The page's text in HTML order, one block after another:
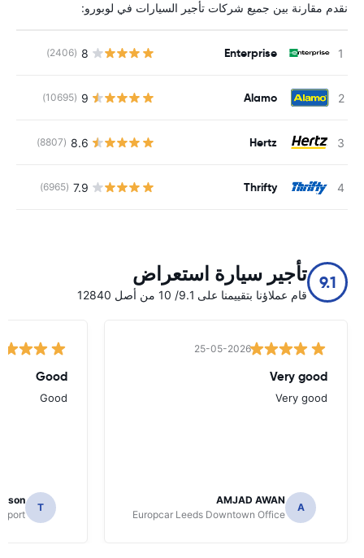
نقدم مقارنة بين جميع شركات تأجير السيارات في لوبورو:
Enterprise
8
(2406)
Alamo
9
(10695)
Hertz
8.6
(8807)
Thrifty
7.9
(6965)
9.1 تأجير سيارة استعراض
قام عملاؤنا بتقييمنا على 9.1/ 10 من أصل 12840
25-05-2026
Very good
Very good
A
AMJAD AWAN
Europcar Leeds Downtown Office
Good
Good
T